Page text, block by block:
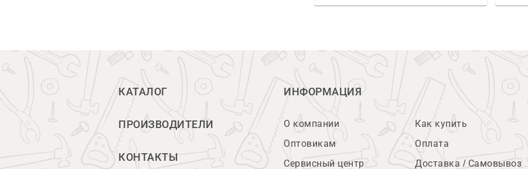
КАТАЛОГ
ПРОИЗВОДИТЕЛИ
КОНТАКТЫ
ИНФОРМАЦИЯ
О компании
Оптовикам
Сервисный центр
Как купить
Оплата
Доставка / Самовывоз